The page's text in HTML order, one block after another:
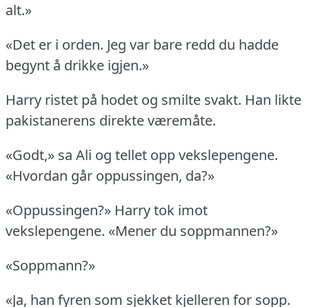
alt.»
«Det er i orden. Jeg var bare redd du hadde
begynt å drikke igjen.»
Harry ristet på hodet og smilte svakt. Han likte
pakistanerens direkte væremåte.
«Godt,» sa Ali og tellet opp vekslepengene.
«Hvordan går oppussingen, da?»
«Oppussingen?» Harry tok imot
vekslepengene. «Mener du soppmannen?»
«Soppmann?»
«Ja, han fyren som sjekket kjelleren for sopp.